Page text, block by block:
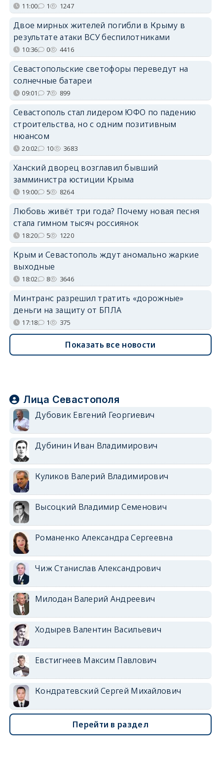
11:00 1 1247
Двое мирных жителей погибли в Крыму в
результате атаки ВСУ беспилотниками
10:36 0 4416
Севастопольские светофоры переведут на
солнечные батареи
09:01 7 899
Севастополь стал лидером ЮФО по падению
строительства, но с одним позитивным
нюансом
20:02 10 3683
Ханский дворец возглавил бывший
замминистра юстиции Крыма
19:00 5 8264
Любовь живёт три года? Почему новая песня
стала гимном тысяч россиянок
18:20 5 1220
Крым и Севастополь ждут аномально жаркие
выходные
18:02 8 3646
Минтранс разрешил тратить «дорожные»
деньги на защиту от БПЛА
17:18 1 375
Показать все новости
Лица Севастополя
Дубовик Евгений Георгиевич
Дубинин Иван Владимирович
Куликов Валерий Владимирович
Высоцкий Владимир Семенович
Романенко Александра Сергеевна
Чиж Станислав Александрович
Милодан Валерий Андреевич
Ходырев Валентин Васильевич
Евстигнеев Максим Павлович
Кондратевский Сергей Михайлович
Перейти в раздел